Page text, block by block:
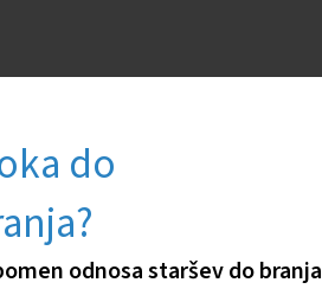
do
odnosa staršev do branja